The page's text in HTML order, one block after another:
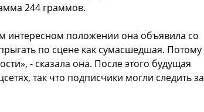
244 граммов.
интересном положении она объявила со
по сцене как сумасшедшая. Потому
- сказала она. После этого будущая
так что подписчики могли следить за